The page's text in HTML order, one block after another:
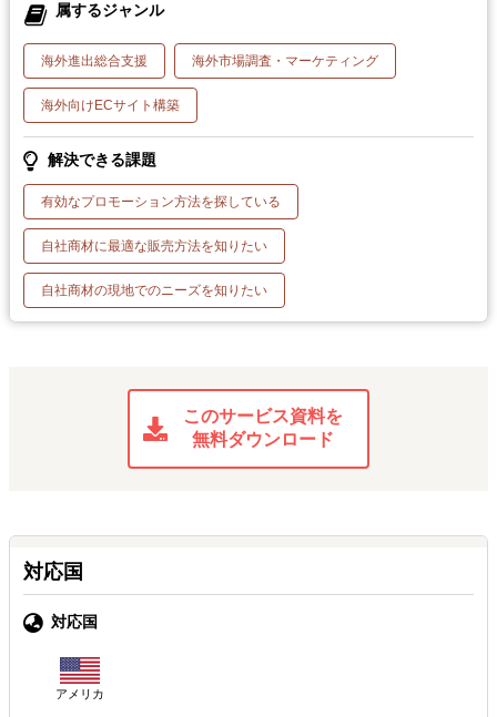
属するジャンル
海外進出総合支援 海外市場調査・マーケティング
海外向けECサイト構築
解決できる課題
有効なプロモーション方法を探している
自社商材に最適な販売方法を知りたい
自社商材の現地でのニーズを知りたい
このサービス資料を
無料ダウンロード
対応国
対応国
アメリカ